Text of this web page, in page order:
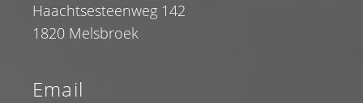
Haachtsesteenweg 142
1820 Melsbroek
Email